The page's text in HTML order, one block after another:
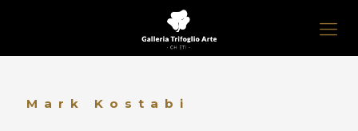
Mark Kostabi